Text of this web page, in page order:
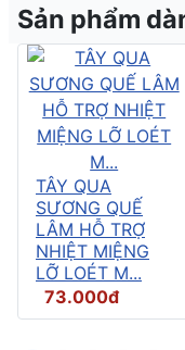
Sản phẩm
TÂY QUA
SƯƠNG QUẾ
LÂM HỖ TRỢ
NHIỆT MIỆNG
LỠ LOÉT M...
73.000đ